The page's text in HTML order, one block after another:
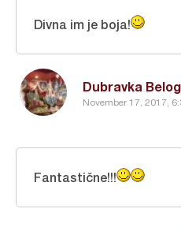
Dubravka
November 17, 2017,
Divna im je boja!
Fantastične!!!